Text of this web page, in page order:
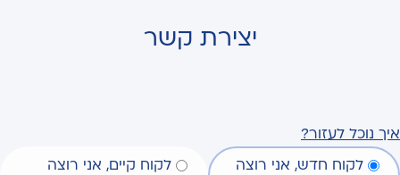
יצירת קשר
איך נוכל לעזור?
לקוח חדש, אני רוצה
לקוח קיים, אני רוצה